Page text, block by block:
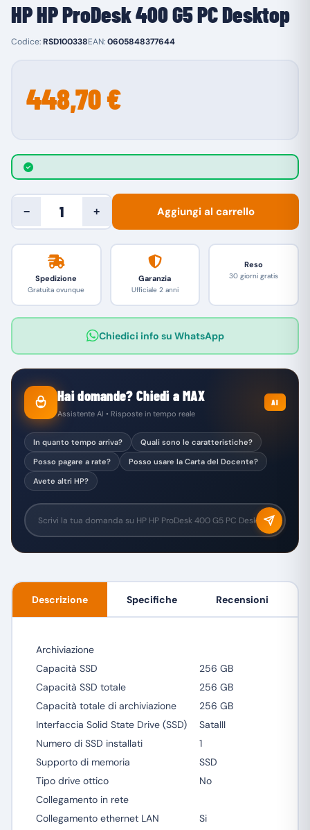
HP HP ProDesk 400 G5 PC Desktop
Codice:RSD100338EAN:0605848377644
448,70 €
− + Aggiungi al carrello
Spedizione
Gratuita ovunque
Garanzia
Ufficiale 2 anni
Reso
30 giorni gratis
Chiedici info su WhatsApp
Hai domande? Chiedi a MAX
Assistente AI • Risposte in tempo reale
AI
In quanto tempo arriva?
Quali sono le caratteristiche?
Posso pagare a rate?
Posso usare la Carta del Docente?
Avete altri HP?
Descrizione Specifiche Recensioni
Archiviazione
Capacità SSD
256 GB
Capacità SSD totale
256 GB
Capacità totale di archiviazione
256 GB
Interfaccia Solid State Drive (SSD)
SataIII
Numero di SSD installati
1
Supporto di memoria
SSD
Tipo drive ottico
No
Collegamento in rete
Collegamento ethernet LAN
Si